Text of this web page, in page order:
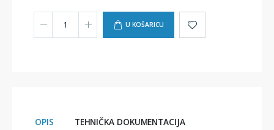
U KOŠARICU
OPIS
TEHNIČKA DOKUMENTACIJA